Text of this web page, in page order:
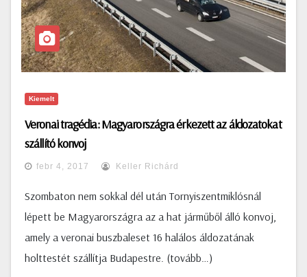
Kiemelt
Veronai tragédia: Magyarországra érkezett az áldozatokat
szállító konvoj
febr 4, 2017 Keller Richárd
Szombaton nem sokkal dél után Tornyiszentmiklósnál
lépett be Magyarországra az a hat járműből álló konvoj,
amely a veronai buszbaleset 16 halálos áldozatának
holttestét szállítja Budapestre. (tovább…)